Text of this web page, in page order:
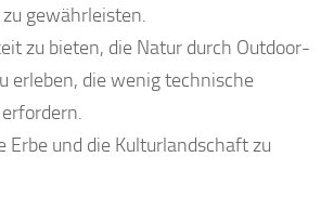
gewährleisten.
zu bieten, die Natur durch Outdoor-
erleben, die wenig technische
Erbe und die Kulturlandschaft zu